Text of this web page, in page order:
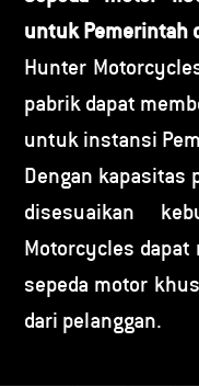
untuk Pemerintah
Hunter
pabrik dapat
untuk instansi
Dengan kapasitas
disesuaikan
Motorcycles dapat
sepeda motor
dari pelanggan.